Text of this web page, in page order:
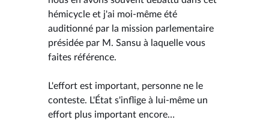
hémicycle et j'ai moi-même été
auditionné par la mission parlementaire
présidée par M. Sansu à laquelle vous
faites référence.
L'effort est important, personne ne le
conteste. L'État s'inflige à lui-même un
effort plus important encore…